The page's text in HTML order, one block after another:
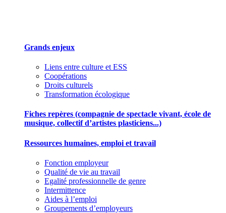
Grands enjeux
Liens entre culture et ESS
Coopérations
Droits culturels
Transformation écologique
Fiches repères (compagnie de spectacle vivant, école de
musique, collectif d’artistes plasticiens...)
Ressources humaines, emploi et travail
Fonction employeur
Qualité de vie au travail
Egalité professionnelle de genre
Intermittence
Aides à l’emploi
Groupements d’employeurs